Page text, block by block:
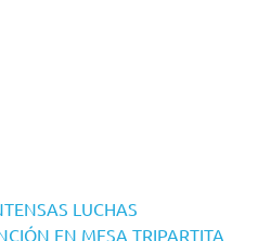
LUCHAS
EN MESA TRIPARTITA